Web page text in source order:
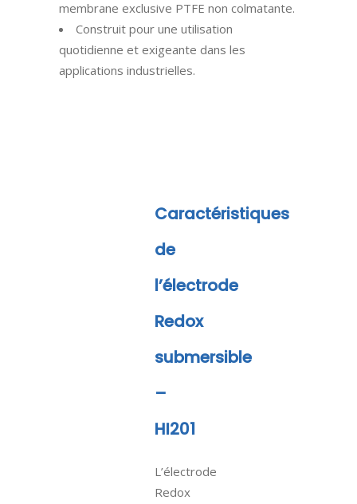
membrane exclusive PTFE non colmatante.
Construit pour une utilisation
quotidienne et exigeante dans les
applications industrielles.
Caractéristiques
de
l’électrode
Redox
submersible
–
HI201
L’électrode
Redox